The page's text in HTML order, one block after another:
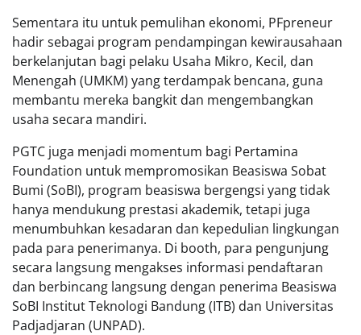
Sementara itu untuk pemulihan ekonomi, PFpreneur
hadir sebagai program pendampingan kewirausahaan
berkelanjutan bagi pelaku Usaha Mikro, Kecil, dan
Menengah (UMKM) yang terdampak bencana, guna
membantu mereka bangkit dan mengembangkan
usaha secara mandiri.
PGTC juga menjadi momentum bagi Pertamina
Foundation untuk mempromosikan Beasiswa Sobat
Bumi (SoBI), program beasiswa bergengsi yang tidak
hanya mendukung prestasi akademik, tetapi juga
menumbuhkan kesadaran dan kepedulian lingkungan
pada para penerimanya. Di booth, para pengunjung
secara langsung mengakses informasi pendaftaran
dan berbincang langsung dengan penerima Beasiswa
SoBI Institut Teknologi Bandung (ITB) dan Universitas
Padjadjaran (UNPAD).